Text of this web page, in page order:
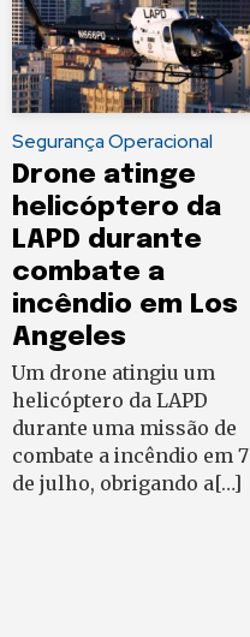
Segurança Operacional
Drone atinge
helicóptero da
LAPD durante
combate a
incêndio em Los
Angeles
Um drone atingiu um
helicóptero da LAPD
durante uma missão de
combate a incêndio em 7
de julho, obrigando a[…]